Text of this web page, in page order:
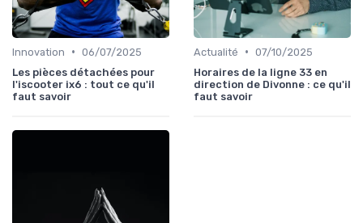
Innovation • 06/07/2025
Les pièces détachées pour
l'iscooter ix6 : tout ce qu'il
faut savoir
Actualité • 07/10/2025
Horaires de la ligne 33 en
direction de Divonne : ce qu'il
faut savoir